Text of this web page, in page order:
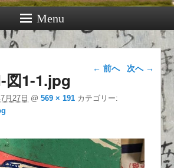
Menu
画像ナビゲー
ション
← 前へ 次へ →
1-1.jpg
月27日 @569 × 191 カテゴリー: